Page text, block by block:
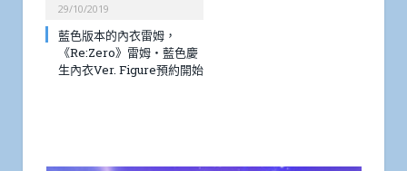
29/10/2019
藍色版本的內衣雷姆，
《Re:Zero》雷姆・藍色慶
生內衣Ver. Figure預約開始